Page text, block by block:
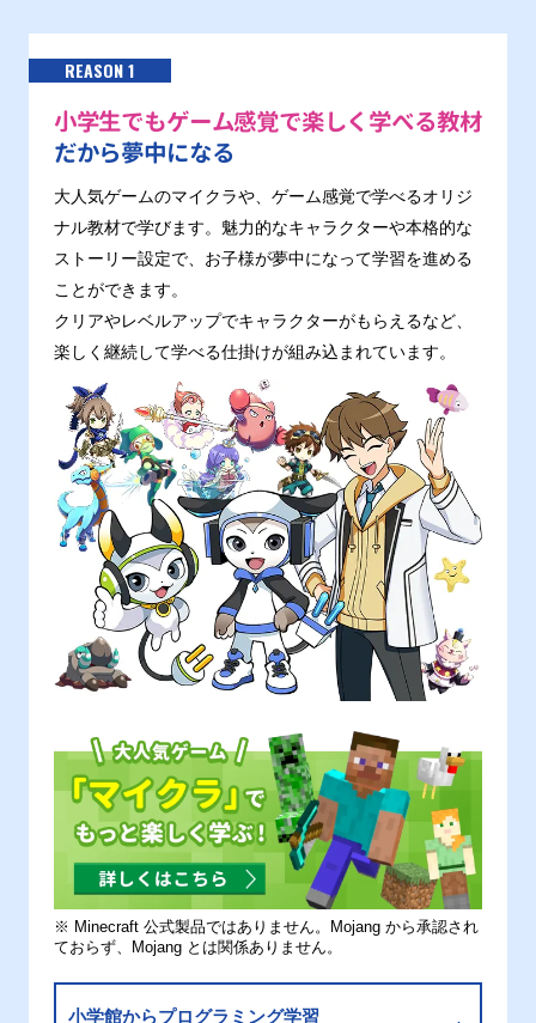
REASON 1
小学生でもゲーム感覚で楽しく学べる教材
だから夢中になる
大人気ゲームのマイクラや、ゲーム感覚で学べるオリジ
ナル教材で学びます。魅力的なキャラクターや本格的な
ストーリー設定で、お子様が夢中になって学習を進める
ことができます。
クリアやレベルアップでキャラクターがもらえるなど、
楽しく継続して学べる仕掛けが組み込まれています。
※ Minecraft 公式製品ではありません。Mojang から承認され
ておらず、Mojang とは関係ありません。
小学館からプログラミング学習